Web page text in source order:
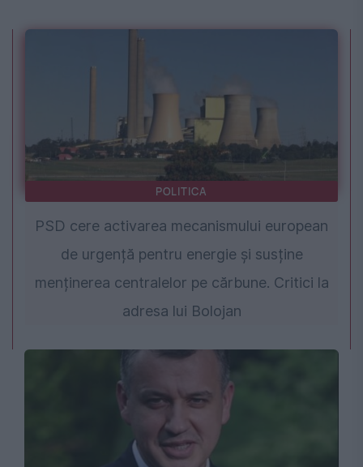
POLITICA
PSD cere activarea mecanismului european
de urgență pentru energie și susține
menținerea centralelor pe cărbune. Critici la
adresa lui Bolojan